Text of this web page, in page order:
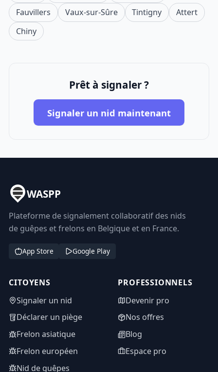
Fauvillers
Vaux-sur-Sûre Tintigny
Attert
Chiny
Prêt à signaler ?
Signaler un nid maintenant
WASPP
Plateforme de signalement collaboratif des nids
de guêpes et frelons en Belgique et en France.
App Store Google Play
CITOYENS
Signaler un nid
Déclarer un piège
Frelon asiatique
Frelon européen
Nid de guêpes
PROFESSIONNELS
Devenir pro
Nos offres
Blog
Espace pro